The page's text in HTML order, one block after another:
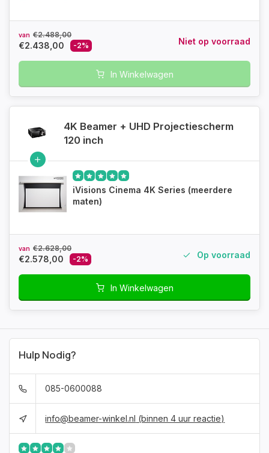
van €2.488,00
€2.438,00 -2% Niet op voorraad
In Winkelwagen
4K Beamer + UHD Projectiescherm
120 inch
iVisions Cinema 4K Series (meerdere
maten)
van €2.628,00
€2.578,00 -2% Op voorraad
In Winkelwagen
Hulp Nodig?
085-0600088
info@beamer-winkel.nl (binnen 4 uur reactie)